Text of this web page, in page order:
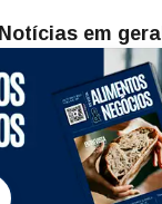
Notícias em geral